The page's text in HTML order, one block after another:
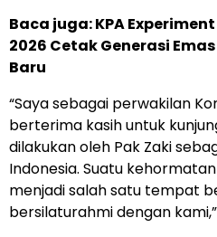
Baca juga:KPA
2026 Cetak Generasi
Baru
“Saya sebagai perwakilan
berterima kasih untuk
dilakukan oleh Pak Zaki
Indonesia. Suatu
menjadi salah satu tempat
bersilaturahmi dengan